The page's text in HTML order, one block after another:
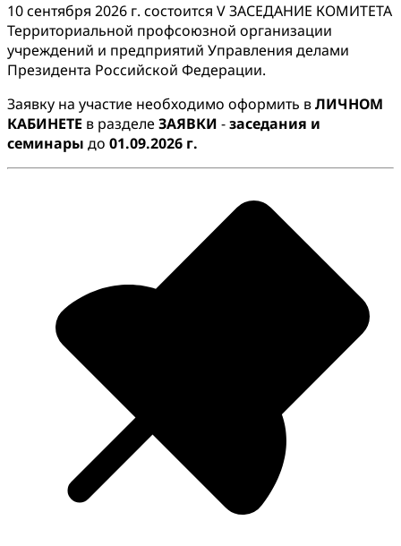
10 сентября 2026 г. состоится V ЗАСЕДАНИЕ КОМИТЕТА
Территориальной профсоюзной организации
учреждений и предприятий Управления делами
Президента Российской Федерации.
Заявку на участие необходимо оформить вЛИЧНОМ
КАБИНЕТЕ в разделе ЗАЯВКИ -заседания и
семинары до 01.09.2026 г.